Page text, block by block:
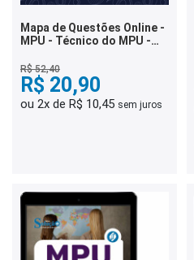
Mapa de Questões Online -
MPU - Técnico do MPU -
Questões
R$ 52,40
R$ 20,90
ou 2x de R$ 10,45 sem juros